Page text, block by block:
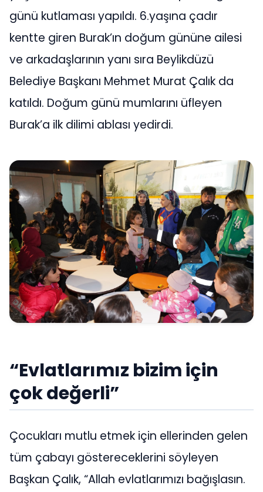
günü kutlaması yapıldı. 6.yaşına çadır
kentte giren Burak’ın doğum gününe ailesi
ve arkadaşlarının yanı sıra Beylikdüzü
Belediye Başkanı Mehmet Murat Çalık da
katıldı. Doğum günü mumlarını üfleyen
Burak’a ilk dilimi ablası yedirdi.
“Evlatlarımız bizim için
çok değerli”
Çocukları mutlu etmek için ellerinden gelen
tüm çabayı göstereceklerini söyleyen
Başkan Çalık, “Allah evlatlarımızı bağışlasın.